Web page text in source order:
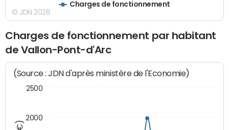
Charges de fonctionnement
© JDN 2026
Charges de fonctionnement par habitant
de Vallon-Pont-d'Arc
(Source : JDN d'après ministère de l'Economie)
2000
2500